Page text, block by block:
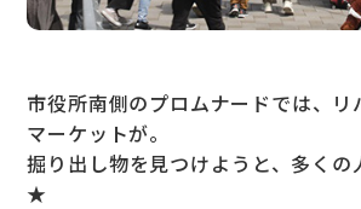
市役所南側のプロムナードでは、リ
マーケットが。
掘り出し物を見つけようと、多くの
★